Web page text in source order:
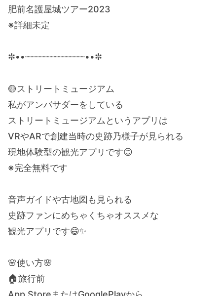
肥前名護屋城ツアー2023
※詳細未定
✼••┈┈┈┈┈┈┈┈┈┈┈••✼
🟡ストリートミュージアム
私がアンバサダーをしている
ストリートミュージアムというアプリは
VRやARで創建当時の史跡乃様子が見られる
現地体験型の観光アプリです😊
※完全無料です
音声ガイドや古地図も見られる
史跡ファンにめちゃくちゃオススメな
観光アプリです😄✨
🌸使い方🌸
🏠旅行前